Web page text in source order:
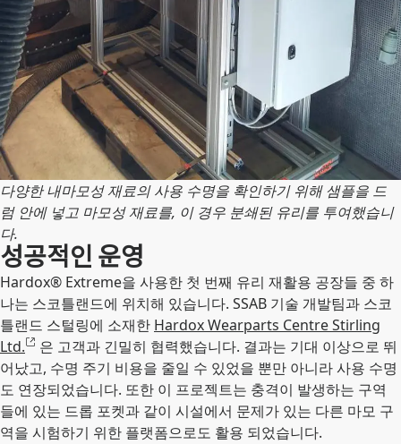
다양한 내마모성 재료의 사용 수명을 확인하기 위해 샘플을 드
럼 안에 넣고 마모성 재료를, 이 경우 분쇄된 유리를 투여했습니
다.
성공적인 운영
Hardox® Extreme을 사용한 첫 번째 유리 재활용 공장들 중 하
나는 스코틀랜드에 위치해 있습니다. SSAB 기술 개발팀과 스코
틀랜드 스털링에 소재한 Hardox Wearparts Centre Stirling
Ltd.
은 고객과 긴밀히 협력했습니다. 결과는 기대 이상으로 뛰
어났고, 수명 주기 비용을 줄일 수 있었을 뿐만 아니라 사용 수명
도 연장되었습니다. 또한 이 프로젝트는 충격이 발생하는 구역
들에 있는 드롭 포켓과 같이 시설에서 문제가 있는 다른 마모 구
역을 시험하기 위한 플랫폼으로도 활용 되었습니다.